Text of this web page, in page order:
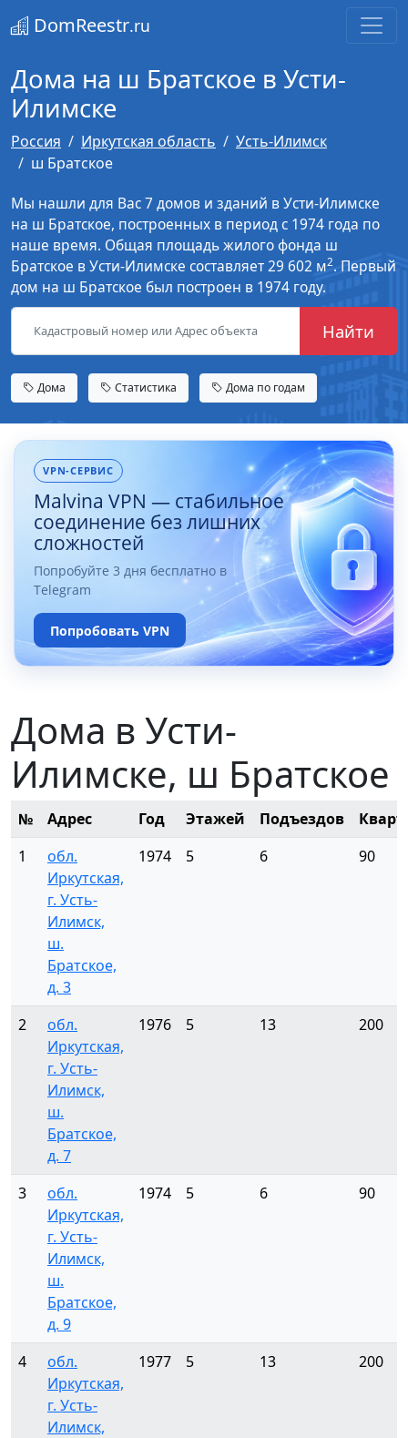
DomReestr.ru
Дома на ш Братское в Усти-
Илимске
Россия Иркутская область
Усть-Илимск
ш Братское
Мы нашли для Вас 7 домов и зданий в Усти-Илимске
на ш Братское, построенных в период с 1974 года по
наше время. Общая площадь жилого фонда ш
Братское в Усти-Илимске составляет 29 602 м2. Первый
дом на ш Братское был построен в 1974 году.
Найти
Дома Статистика Дома по годам
VPN-СЕРВИС
Malvina VPN — стабильное
соединение без лишних
сложностей
Попробуйте 3 дня бесплатно в
Telegram
Попробовать VPN
Дома в Усти-
Илимске, ш Братское
№ Адрес Год Этажей Подъездов
1
обл.
Иркутская,
г. Усть-
Илимск,
ш.
Братское,
д. 3
1974 5 6 90
2
обл.
Иркутская,
г. Усть-
Илимск,
ш.
Братское,
д. 7
1976 5 13 200
3
обл.
Иркутская,
г. Усть-
Илимск,
ш.
Братское,
д. 9
1974 5 6 90
4
обл.
Иркутская,
г. Усть-
Илимск,
1977 5 13 200